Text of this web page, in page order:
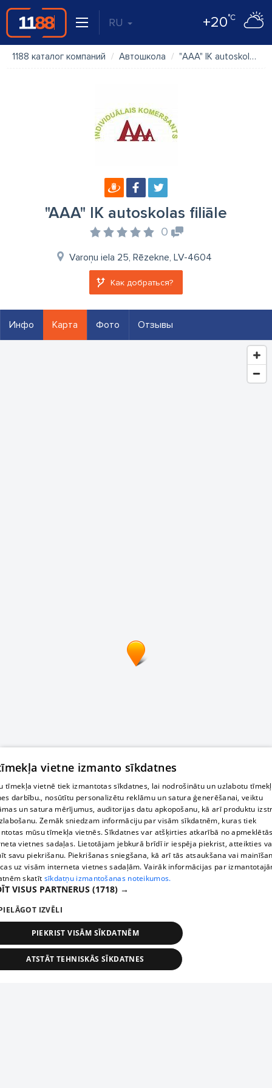
RU +20°C
1188 каталог компаний Автошкола "AAA" IK autoskolas filiāle
"AAA" IK autoskolas filiāle
0
Varoņu iela 25, Rēzekne, LV-4604
Как добраться?
Инфо Карта Фото Отзывы
vietne izmanto sīkdatnes
tīmekļa vietnē tiek izmantotas sīkdatnes, lai nodrošinātu un uzlabotu
darbību., nosūtītu personalizētu reklāmu un satura ģenerēšanai, veiktu
un satura mērījumus, auditorijas datu apkopošanu, kā arī produktu
Zemāk sniedzam informāciju par visām sīkdatnēm, kuras tiek
mūsu tīmekļa vietnēs. Sīkdatnes var atšķirties atkarībā no
vietnes sadaļas. Lietotājam jebkurā brīdī ir iespēja piekrist, atteikties
savu piekrišanu. Piekrišanas sniegšana, kā arī tās atsaukšana vai
uz visām interneta vietnes sadaļām. Vairāk informācijas par
skatīt sīkdatņu izmantošanas noteikumos.
VISUS PARTNERUS (1718) →
IZVĒLI
PIEKRIST VISĀM SĪKDATNĒM
ATSTĀT TEHNISKĀS SĪKDATNES